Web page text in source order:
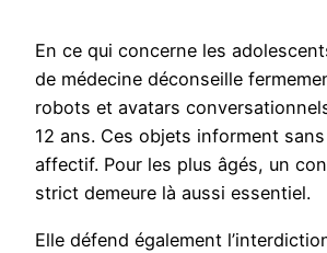
En ce qui concerne les
de médecine déconseille
robots et avatars
12 ans. Ces objets informent
affectif. Pour les plus âgés, un
strict demeure là aussi essentiel.
Elle défend également